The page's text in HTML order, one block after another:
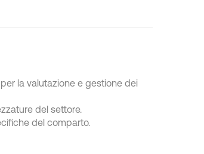
la valutazione e gestione dei
del settore.
del comparto.